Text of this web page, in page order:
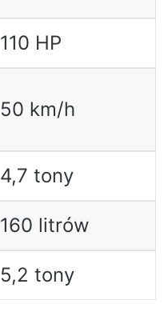
110 HP
50 km/h
4,7 tony
160 litrów
5,2 tony